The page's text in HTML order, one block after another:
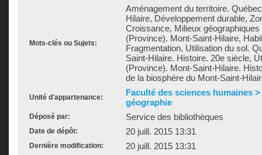
Mots-clés ou Sujets:
Aménagement du territoire.
Hilaire, Développement durable,
Croissance, Milieux
(Province). Mont-Saint-Hilaire,
Fragmentation, Utilisation du sol.
Saint-Hilaire. Histoire. 20e siècle,
(Province). Mont-Saint-Hilaire.
de la biosphère du Mont-Saint-
Unité d'appartenance:
Faculté des sciences humaines
géographie
Déposé par: Service des bibliothèques
Date de dépôt: 20 juill. 2015 13:31
Dernière modification: 20 juill. 2015 13:31